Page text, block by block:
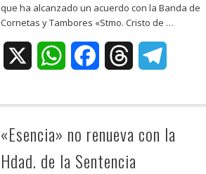
que ha alcanzado un acuerdo con la Banda de
Cornetas y Tambores «Stmo. Cristo de …
WhatsAppFacebookThreads
«Esencia» no renueva con la
Hdad. de la Sentencia